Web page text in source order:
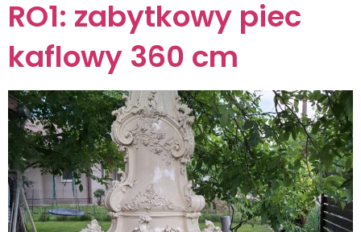
RO1: zabytkowy piec
kaflowy 360 cm